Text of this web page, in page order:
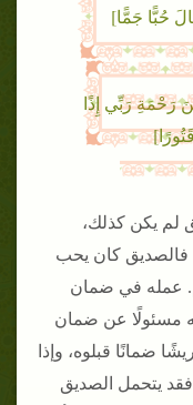
حُبًّا جَمًّا]
رَحْمَةِ رَبِّي إِذًا
لم يكن كذلك،
فالصديق كان يحب
عمله في ضمان
مسئولًا عن ضمان
ضمانًا قبلوه، وإذا
يتحمل الصديق